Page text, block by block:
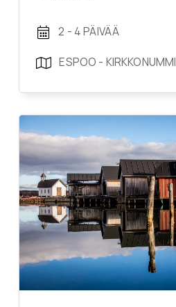
2 - 4 PÄIVÄÄ
ESPOO - KIRKKONUMMI